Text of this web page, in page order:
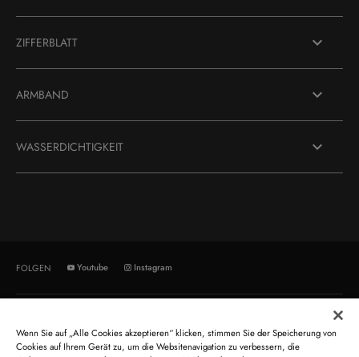
ZIFFERBLATT
ARMBAND
WASSERDICHTIGKEIT
FOLGEN Youtube Instagram
Orient Star
Kontakt
Wenn Sie auf „Alle Cookies akzeptieren“ klicken, stimmen Sie der Speicherung von
Cookies auf Ihrem Gerät zu, um die Websitenavigation zu verbessern, die